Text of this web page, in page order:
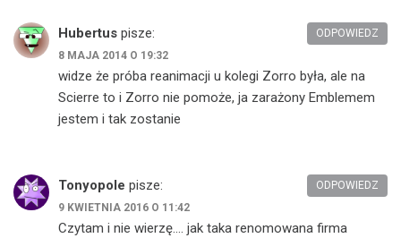
Hubertus pisze:
8 MAJA 2014 O 19:32
widze że próba reanimacji u kolegi Zorro była, ale na
Scierre to i Zorro nie pomoże, ja zarażony Emblemem
jestem i tak zostanie
ODPOWIEDZ
Tonyopole pisze:
9 KWIETNIA 2016 O 11:42
Czytam i nie wierzę…. jak taka renomowana firma
ODPOWIEDZ